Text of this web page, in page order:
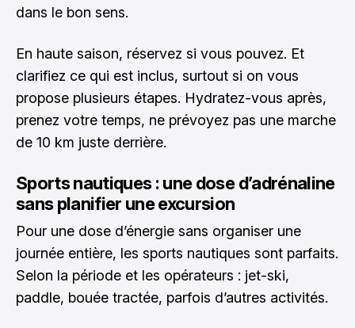
dans le bon sens.
En haute saison, réservez si vous pouvez. Et
clarifiez ce qui est inclus, surtout si on vous
propose plusieurs étapes. Hydratez-vous après,
prenez votre temps, ne prévoyez pas une marche
de 10 km juste derrière.
Sports nautiques : une dose d’adrénaline
sans planifier une excursion
Pour une dose d’énergie sans organiser une
journée entière, les sports nautiques sont parfaits.
Selon la période et les opérateurs : jet-ski,
paddle, bouée tractée, parfois d’autres activités.